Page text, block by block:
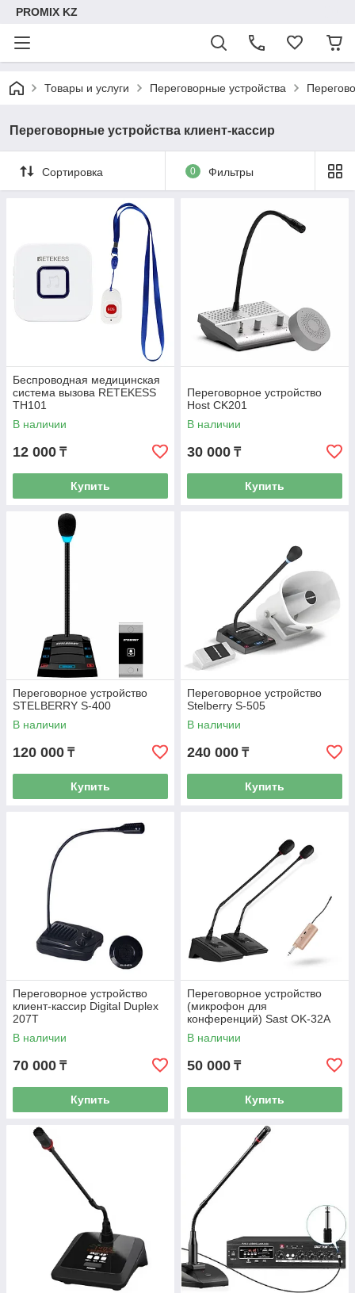
PROMIX KZ
Товары и услуги Переговорные устройства
Переговорные устройства клиент-кассир
Сортировка 0 Фильтры
Беспроводная медицинская
система вызова RETEKESS
TH101
В наличии
12 000 ₸
Купить
Переговорное устройство
Host CK201
В наличии
30 000 ₸
Купить
Переговорное устройство
STELBERRY S-400
В наличии
120 000 ₸
Купить
Переговорное устройство
Stelberry S-505
В наличии
240 000 ₸
Купить
Переговорное устройство
клиент-кассир Digital Duplex
207T
В наличии
70 000 ₸
Купить
Переговорное устройство
(микрофон для
конференций) Sast OK-32A
В наличии
50 000 ₸
Купить